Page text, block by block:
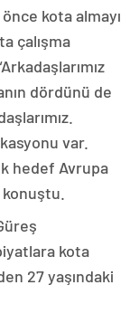
kota almayı
çalışma
dördünü de
var.
hedef Avrupa
kota
27 yaşındaki